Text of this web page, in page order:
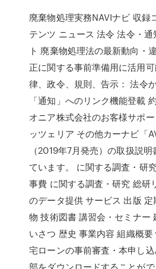
廃棄物処理実務NAVIナビ 収録
テンツ ニュース 法令 法令・
ト 廃棄物処理法の最新動向・
正に関する事前準備用に活用
律、政令、規則、告示： 法令
「通知」へのリンク機能登載
オニア株式会社のお客様サポ
ッツェリア その他カーナビ「
（2019年7月発売）の取扱説
ています。 に関する調査・研
事費 に関する調査・研究 総研
のデータ提供 サービス 出版
物 技術図書 講習会・セミナー
いさつ 歴史 事業内容 組織概
宅ローンの事前審査・本申し
部をダウンロードすることが